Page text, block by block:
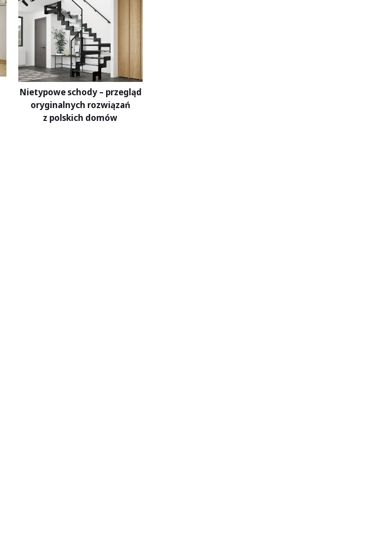
Nietypowe schody – przegląd
oryginalnych rozwiązań
z polskich domów